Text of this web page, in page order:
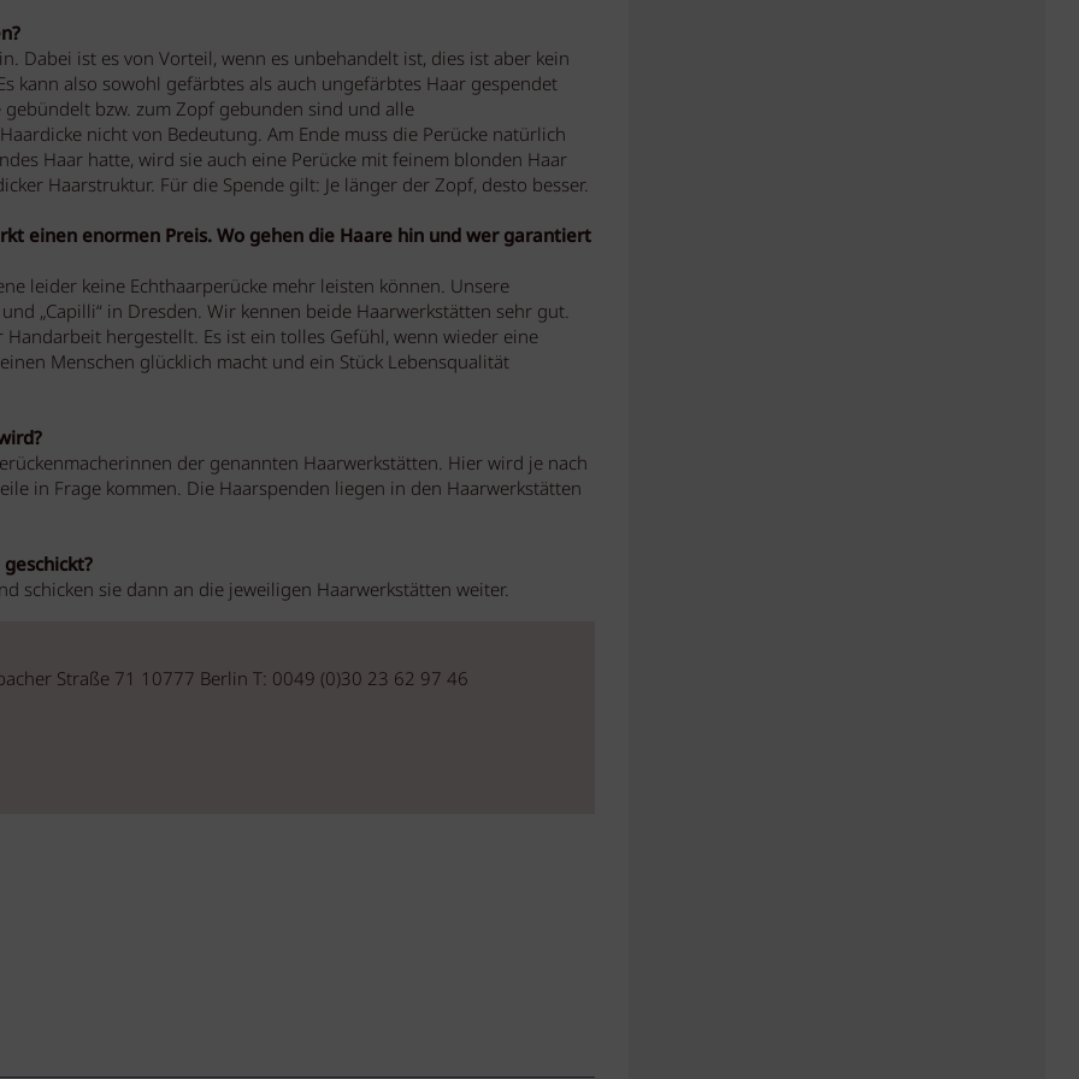
Dabei ist es von Vorteil, wenn es unbehandelt ist, dies ist aber kein
kann also sowohl gefärbtes als auch ungefärbtes Haar gespendet
bzw. zum Zopf gebunden sind und alle
nicht von Bedeutung. Am Ende muss die Perücke natürlich
Haar hatte, wird sie auch eine Perücke mit feinem blonden Haar
Haarstruktur. Für die Spende gilt: Je länger der Zopf, desto besser.
einen enormen Preis. Wo gehen die Haare hin und wer garantiert
leider keine Echthaarperücke mehr leisten können. Unsere
„Capilli“ in Dresden. Wir kennen beide Haarwerkstätten sehr gut.
hergestellt. Es ist ein tolles Gefühl, wenn wieder eine
Menschen glücklich macht und ein Stück Lebensqualität
der genannten Haarwerkstätten. Hier wird je nach
in Frage kommen. Die Haarspenden liegen in den Haarwerkstätten
schicken sie dann an die jeweiligen Haarwerkstätten weiter.
Straße 71 10777 Berlin T: 0049 (0)30 23 62 97 46